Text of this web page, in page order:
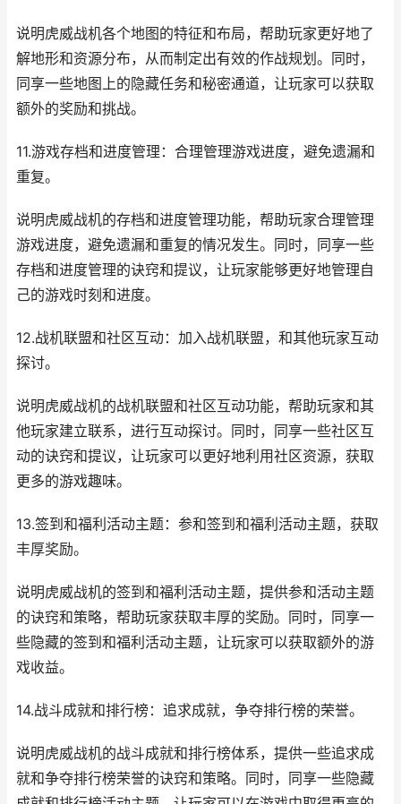
说明虎威战机各个地图的特征和布局，帮助玩家更好地了
解地形和资源分布，从而制定出有效的作战规划。同时，
同享一些地图上的隐藏任务和秘密通道，让玩家可以获取
额外的奖励和挑战。
11.游戏存档和进度管理：合理管理游戏进度，避免遗漏和
重复。
说明虎威战机的存档和进度管理功能，帮助玩家合理管理
游戏进度，避免遗漏和重复的情况发生。同时，同享一些
存档和进度管理的诀窍和提议，让玩家能够更好地管理自
己的游戏时刻和进度。
12.战机联盟和社区互动：加入战机联盟，和其他玩家互动
探讨。
说明虎威战机的战机联盟和社区互动功能，帮助玩家和其
他玩家建立联系，进行互动探讨。同时，同享一些社区互
动的诀窍和提议，让玩家可以更好地利用社区资源，获取
更多的游戏趣味。
13.签到和福利活动主题：参和签到和福利活动主题，获取
丰厚奖励。
说明虎威战机的签到和福利活动主题，提供参和活动主题
的诀窍和策略，帮助玩家获取丰厚的奖励。同时，同享一
些隐藏的签到和福利活动主题，让玩家可以获取额外的游
戏收益。
14.战斗成就和排行榜：追求成就，争夺排行榜的荣誉。
说明虎威战机的战斗成就和排行榜体系，提供一些追求成
就和争夺排行榜荣誉的诀窍和策略。同时，同享一些隐藏